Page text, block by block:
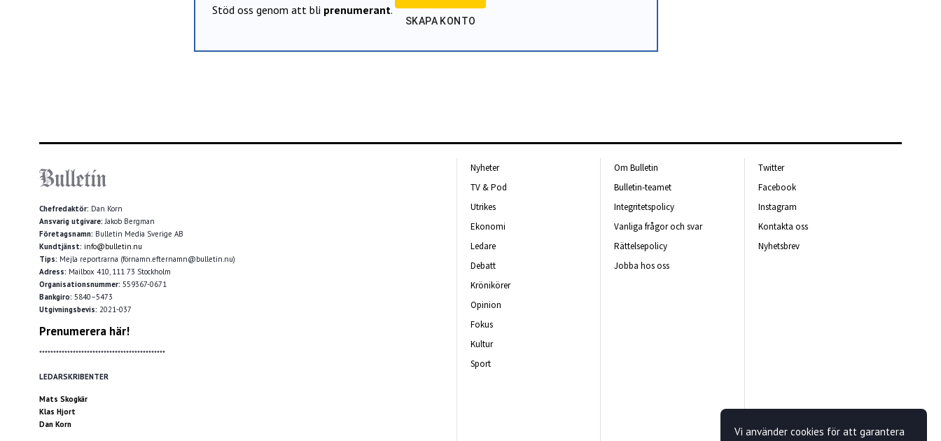
Stöd oss genom att bli prenumerant.
SKAPA KONTO
Chefredaktör: Dan Korn
Ansvarig utgivare: Jakob Bergman
Företagsnamn: Bulletin Media Sverige AB
Kundtjänst: info@bulletin.nu
Tips: Mejla reportrarna (förnamn.efternamn@bulletin.nu)
Adress: Mailbox 410, 111 73 Stockholm
Organisationsnummer: 559367-0671
Bankgiro: 5840–5473
Utgivningsbevis: 2021-037
Prenumerera här!
*********************************************
LEDARSKRIBENTER
Mats Skogkär
Klas Hjort
Dan Korn
Nyheter
TV & Pod
Utrikes
Ekonomi
Ledare
Debatt
Krönikörer
Opinion
Fokus
Kultur
Sport
Om Bulletin
Bulletin-teamet
Integritetspolicy
Vanliga frågor och svar
Rättelsepolicy
Jobba hos oss
Twitter
Facebook
Instagram
Kontakta oss
Nyhetsbrev
Vi använder cookies för att garantera